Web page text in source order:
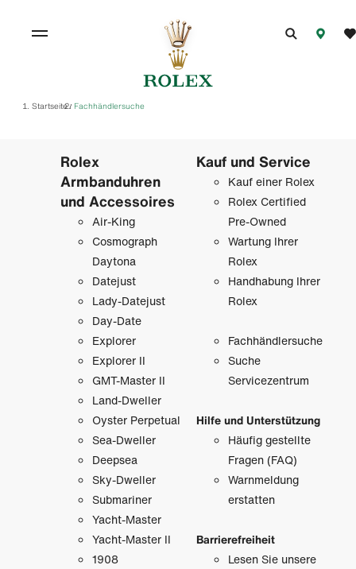
Startseite/ Fachhändlersuche
Rolex
Armbanduhren
und Accessoires
Air-King
Cosmograph
Daytona
Datejust
Lady-Datejust
Day-Date
Explorer
Explorer II
GMT-Master II
Land-Dweller
Oyster Perpetual
Sea-Dweller
Deepsea
Sky-Dweller
Submariner
Yacht-Master
Yacht-Master II
1908
Kauf und Service
Kauf einer Rolex
Rolex Certified
Pre-Owned
Wartung Ihrer
Rolex
Handhabung Ihrer
Rolex
Fachhändlersuche
Suche
Servicezentrum
Hilfe und Unterstützung
Häufig gestellte
Fragen (FAQ)
Warnmeldung
erstatten
Barrierefreiheit
Lesen Sie unsere